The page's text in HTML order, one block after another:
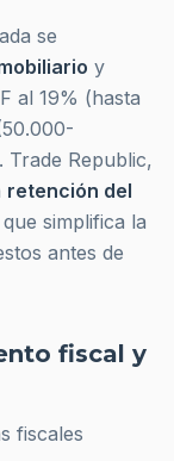
se
y
al 19% (hasta
Republic,
retención del
simplifica la
antes de
fiscal y
fiscales